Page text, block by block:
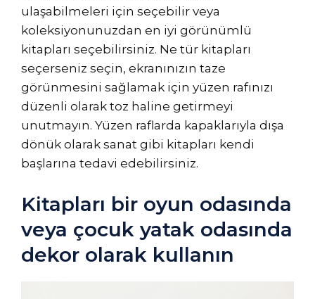
ulaşabilmeleri için seçebilir veya
koleksiyonunuzdan en iyi görünümlü
kitapları seçebilirsiniz. Ne tür kitapları
seçerseniz seçin, ekranınızın taze
görünmesini sağlamak için yüzen rafınızı
düzenli olarak toz haline getirmeyi
unutmayın. Yüzen raflarda kapaklarıyla dışa
dönük olarak sanat gibi kitapları kendi
başlarına tedavi edebilirsiniz.
Kitapları bir oyun odasında
veya çocuk yatak odasında
dekor olarak kullanın